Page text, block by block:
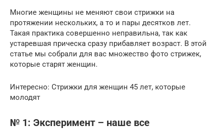
Многие женщины не меняют свои стрижки на
протяжении нескольких, а то и пары десятков лет.
Такая практика совершенно неправильна, так как
устаревшая прическа сразу прибавляет возраст. В этой
статье мы собрали для вас множество фото стрижек,
которые старят женщин.
Интересно: Стрижки для женщин 45 лет, которые
молодят
№ 1: Эксперимент – наше все